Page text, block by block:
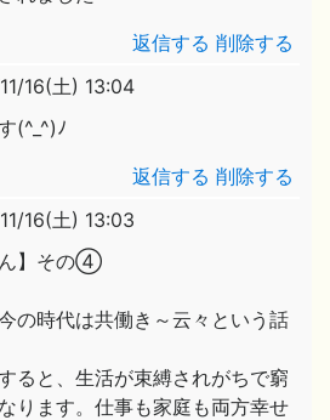
返信する 削除する
16(土) 13:04
(^_^)ﾉ
返信する 削除する
16(土) 13:03
ん】その④
の時代は共働き～云々という話
ると、生活が束縛されがちで窮
ります。仕事も家庭も両方幸せ